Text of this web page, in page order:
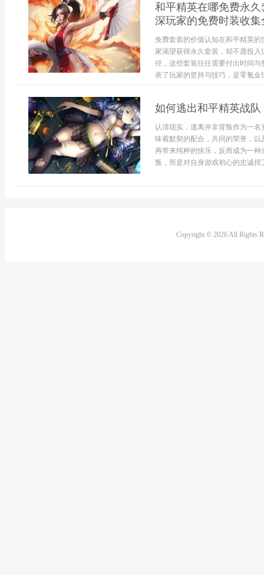
和平精英在哪免费永
深玩家的免费时装收集
免费套装的价值认知在和平精英
家渴望获得永久套装，却不愿投
径，这些套装往往需要付出时间
表了玩家的坚持与技巧，是零氪
如何逃出和平精英战
认清现实，逃离并非背叛作为一
味着默契的配合，共同的荣誉，
再带来纯粹的快乐，反而成为一
叛，而是对自身游戏初心的忠诚
Copyright © 2026 All Rights